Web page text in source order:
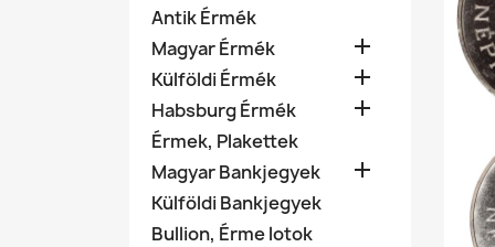
Antik Érmék
Magyar Érmék

Külföldi Érmék 
Habsburg Érmék 
Érmek, Plakettek
Magyar Bankjegyek

Külföldi Bankjegyek
Bullion, Érme lotok